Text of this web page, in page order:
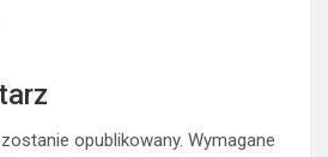
opublikowany. Wymagane